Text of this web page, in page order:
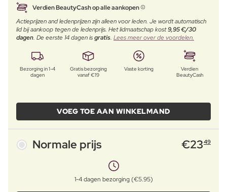
Verdien BeautyCash op alle aankopen
Actieprijzen and ledenprijzen zijn alleen voor leden. Je wordt automatisch
lid bij aankoop tegen de ledenprijs. Het lidmaatschap kost9,95 €/30
dagen. De eerste 14 dagen isgratis. Lees meer over de voordelen.
Bezorging in 1-4
dagen
Gratis bezorging
vanaf €19
Vaste korting
Verdien
BeautyCash
VOEG TOE AAN WINKELMAND
Normale prijs €2349
1-4 dagen bezorging (€5.95)